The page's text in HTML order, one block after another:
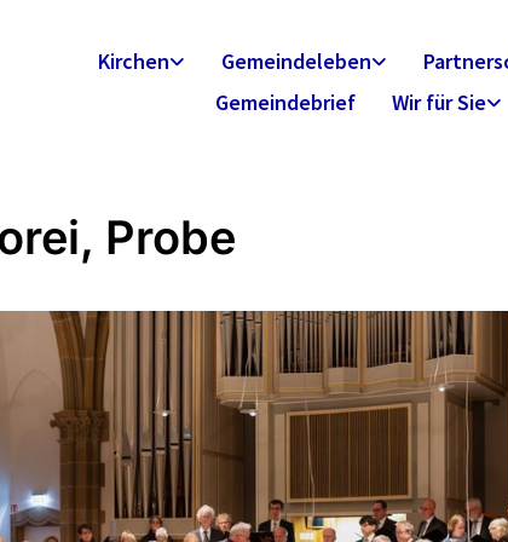
Kirchen Gemeindeleben
Gemeindebrief
Wir für Sie
Probe